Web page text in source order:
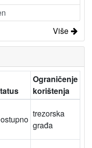
Više
Ograničenje
korištenja
trezorska
građa